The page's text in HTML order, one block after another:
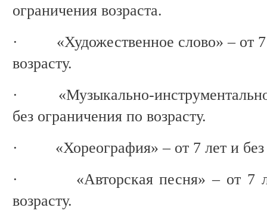
ограничения возраста.
· «Художественное слово» – от 7
возрасту.
· «Музыкально-
без ограничения по возрасту.
· «Хореография» – от 7 лет и без
· «Авторская песня» – от 7
возрасту.